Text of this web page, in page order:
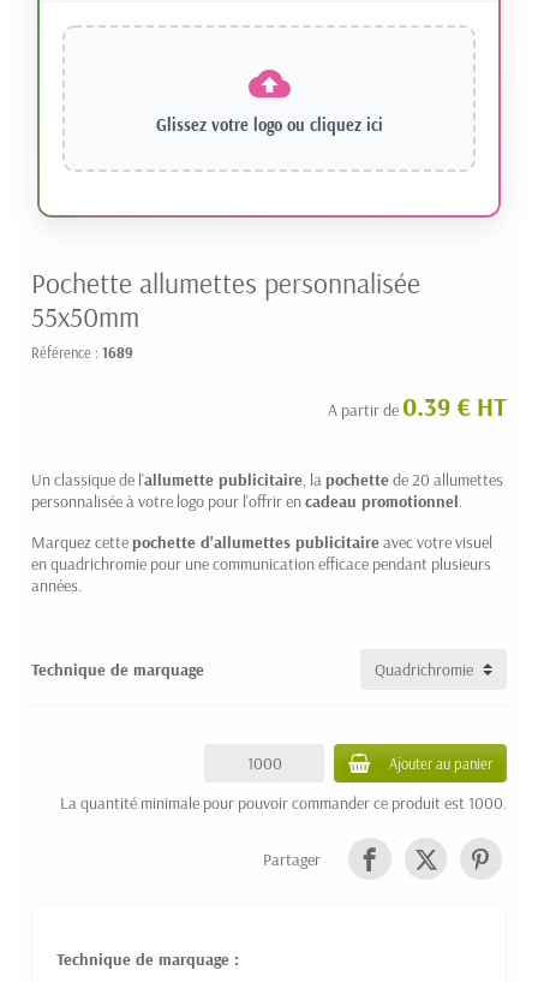
Glissez votre logo ou cliquez ici
Pochette allumettes personnalisée
55x50mm
Référence : 1689
A partir de 0.39 € HT
Un classique de l'allumette publicitaire , la pochettede 20 allumettes
personnalisée à votre logo pour l'offrir encadeau promotionnel
Marquez cettepochette d'allumettes publicitaireavec votre visuel
en quadrichromie pour une communication efficace pendant plusieurs
années.
Technique de marquage
Ajouter au panier
La quantité minimale pour pouvoir commander ce produit est 1000.
Partager
Technique de marquage :